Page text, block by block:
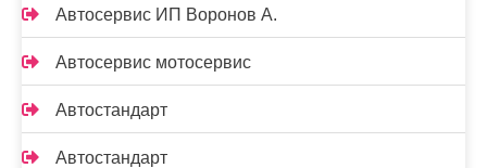
Автосервис ИП Воронов А.
Автосервис мотосервис
Автостандарт
Автостандарт